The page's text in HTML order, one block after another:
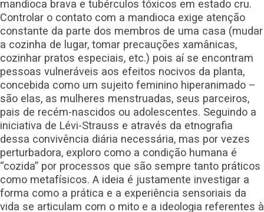
mandioca brava e tubérculos tóxicos em estado cru.
Controlar o contato com a mandioca exige atenção
constante da parte dos membros de uma casa (mudar
a cozinha de lugar, tomar precauções xamânicas,
cozinhar pratos especiais, etc.) pois aí se encontram
pessoas vulneráveis aos efeitos nocivos da planta,
concebida como um sujeito feminino hiperanimado –
são elas, as mulheres menstruadas, seus parceiros,
pais de recém-nascidos ou adolescentes. Seguindo a
iniciativa de Lévi-Strauss e através da etnografia
dessa convivência diária necessária, mas por vezes
perturbadora, exploro como a condição humana é
“cozida” por processos que são sempre tanto práticos
como metafísicos. A ideia é justamente investigar a
forma como a prática e a experiência sensoriais da
vida se articulam com o mito e a ideologia referentes à